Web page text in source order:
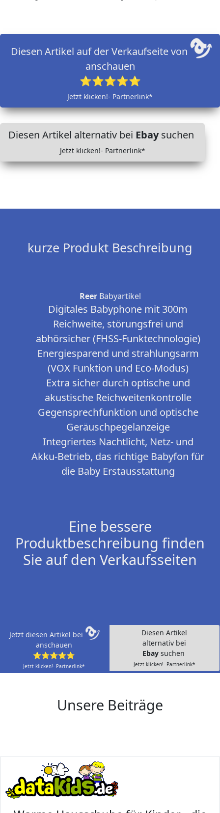
Diesen Artikel auf der Verkaufseite von
anschauen
⭐⭐⭐⭐⭐
Jetzt klicken!- Partnerlink*
Diesen Artikel alternativ bei Ebaysuchen
Jetzt klicken!- Partnerlink*
kurze Produkt Beschreibung
ReerBabyartikel
Digitales Babyphone mit 300m
Reichweite, störungsfrei und
abhörsicher (FHSS-Funktechnologie)
Energiesparend und strahlungsarm
(VOX Funktion und Eco-Modus)
Extra sicher durch optische und
akustische Reichweitenkontrolle
Gegensprechfunktion und optische
Geräuschpegelanzeige
Integriertes Nachtlicht, Netz- und
Akku-Betrieb, das richtige Babyfon für
die Baby Erstausstattung
Eine bessere
Produktbeschreibung finden
Sie auf den Verkaufsseiten
Jetzt diesen Artikel bei
anschauen
⭐⭐⭐⭐⭐
Jetzt klicken!- Partnerlink*
Diesen Artikel
alternativ bei
Ebay suchen
Jetzt klicken!- Partnerlink*
Unsere Beiträge